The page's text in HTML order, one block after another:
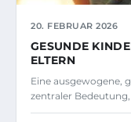
20. FEBRUAR 2026
GESUNDE
ELTERN
Eine ausgewogene,
zentraler